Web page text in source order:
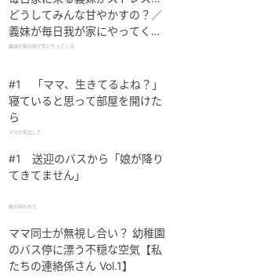
どうしてみんな甘やかすの？／
義妹が毎日我が家にやってくる
（1）【義父母がシンドイんで
義妹が毎日我が家にやってくる
#1 「ママ、生きてるよね？」
寝ていると思って部屋を開けた
ら
ママが家出した
#1 送迎のバスから「娘が降り
てきてません」
娘が拐われた
ママ同士が無視し合い？ 幼稚園
のバス停に漂う不穏な空気【私
たちの連絡係さん Vol.1】